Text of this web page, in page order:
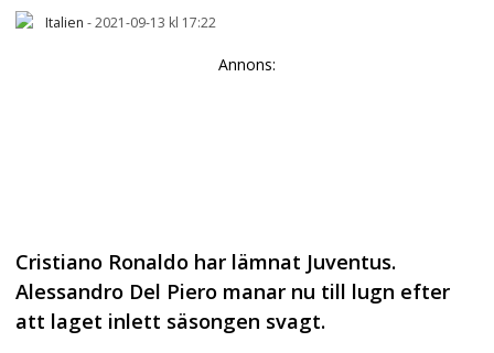
Italien -2021-09-13 kl 17:22
Annons:
Cristiano Ronaldo har lämnat Juventus.
Alessandro Del Piero manar nu till lugn efter
att laget inlett säsongen svagt.